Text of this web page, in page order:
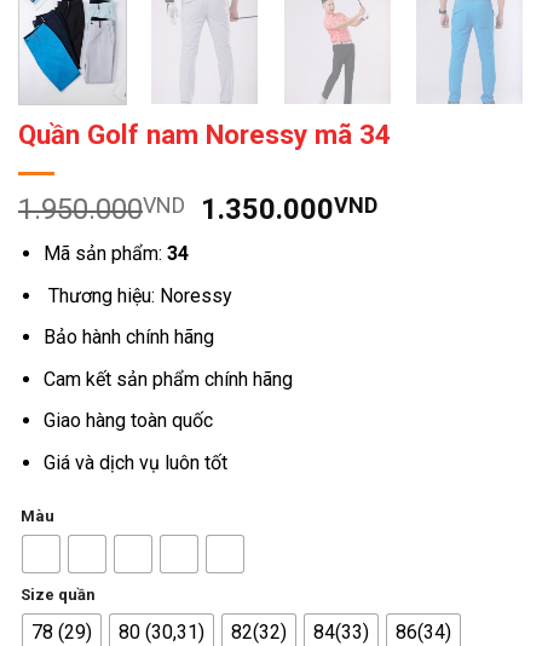
Quần Golf nam Noressy mã 34
1.950.000VND
Giá
1.950.000VND.
1.350.000VNDGiá
Mã sản phẩm: 34
Thương hiệu: Noressy
Bảo hành chính hãng
Cam kết sản phẩm chính hãng
Giao hàng toàn quốc
Giá và dịch vụ luôn tốt
Màu
Size quần
78 (29) 80 (30,31) 82(32) 84(33)
86(34)